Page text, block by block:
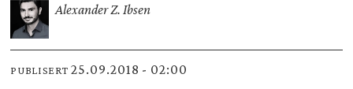
Alexander Z. Ibsen
PUBLISERT 25.09.2018 - 02:00